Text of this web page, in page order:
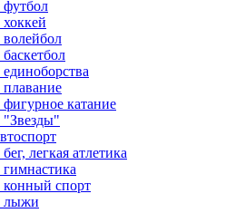
катание
легкая атлетика
спорт
лыжи